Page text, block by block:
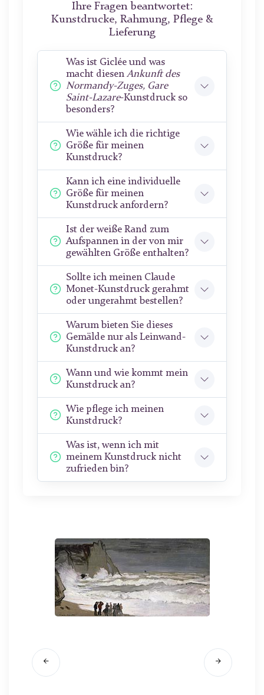
Ihre Fragen beantwortet:
Kunstdrucke, Rahmung, Pflege &
Lieferung
Was ist Giclée und was
macht diesenAnkunft des
Normandy-Zuges, Gare
Saint-Lazare-Kunstdruck so
besonders?
Wie wähle ich die richtige
Größe für meinen
Kunstdruck?
Kann ich eine individuelle
Größe für meinen
Kunstdruck anfordern?
Ist der weiße Rand zum
Aufspannen in der von mir
gewählten Größe enthalten?
Sollte ich meinen Claude
Monet-Kunstdruck gerahmt
oder ungerahmt bestellen?
Warum bieten Sie dieses
Gemälde nur als Leinwand-
Kunstdruck an?
Wann und wie kommt mein
Kunstdruck an?
Wie pflege ich meinen
Kunstdruck?
Was ist, wenn ich mit
meinem Kunstdruck nicht
zufrieden bin?